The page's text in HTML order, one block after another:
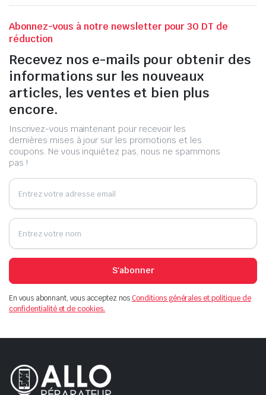
Abonnez-vous à notre newsletter pour 30 DT de
réduction
Recevez nos e-mails pour obtenir des
informations sur les nouveaux
articles, les ventes et bien plus
encore.
Inscrivez-vous maintenant pour recevoir les
dernières mises à jour sur les promotions et les
coupons. Ne vous inquiétez pas, nous ne spammons
pas !
S'abonner
En vous abonnant, vous acceptez nosConditions générales et politique de
confidentialité et de cookies.